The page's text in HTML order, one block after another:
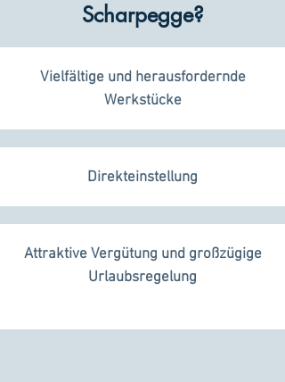
Scharpegge?
Vielfältige und herausfordernde
Werkstücke
Direkteinstellung
Attraktive Vergütung und großzügige
Urlaubsregelung